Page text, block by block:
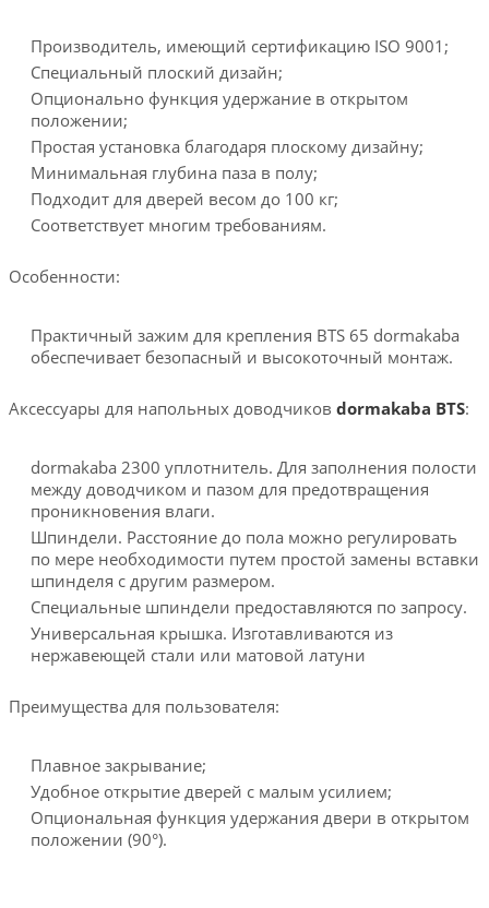
Производитель, имеющий сертификацию ISO 9001;
Специальный плоский дизайн;
Опционально функция удержание в открытом
положении;
Простая установка благодаря плоскому дизайну;
Минимальная глубина паза в полу;
Подходит для дверей весом до 100 кг;
Соответствует многим требованиям.
Особенности:
Практичный зажим для крепления BTS 65 dormakaba
обеспечивает безопасный и высокоточный монтаж.
Аксессуары для напольных доводчиков dormakaba BTS:
dormakaba 2300 уплотнитель. Для заполнения полости
между доводчиком и пазом для предотвращения
проникновения влаги.
Шпиндели. Расстояние до пола можно регулировать
по мере необходимости путем простой замены вставки
шпинделя с другим размером.
Специальные шпиндели предоставляются по запросу.
Универсальная крышка. Изготавливаются из
нержавеющей стали или матовой латуни
Преимущества для пользователя:
Плавное закрывание;
Удобное открытие дверей с малым усилием;
Опциональная функция удержания двери в открытом
положении (90°).